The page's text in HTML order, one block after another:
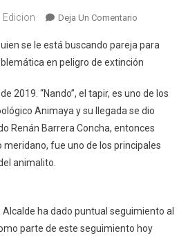
Edicion Deja Un ComentarioEn
Alcalde
Renán
Supervisa
Las
Acciones
De
Que
Se
se le está buscando pareja para
en peligro de extinción
2019. “Nando”, el tapir, es uno de los
Animaya y su llegada se dio
Renán Barrera Concha, entonces
fue uno de los principales
animalito.
ha dado puntual seguimiento al
parte de este seguimiento hoy